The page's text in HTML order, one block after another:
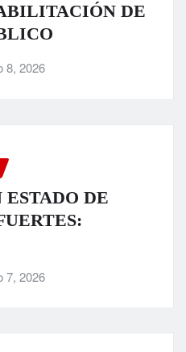
DE
8, 2026
DE
7, 2026